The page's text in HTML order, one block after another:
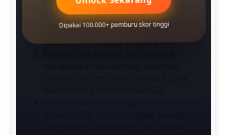
Mengusulkan kepada atasan untuk
membuat sistem database bersama
agar setiap progres pekerjaan dapat
dipantau oleh semua anggota tim.
Dipakai 100.000+ pemburu skor tinggi